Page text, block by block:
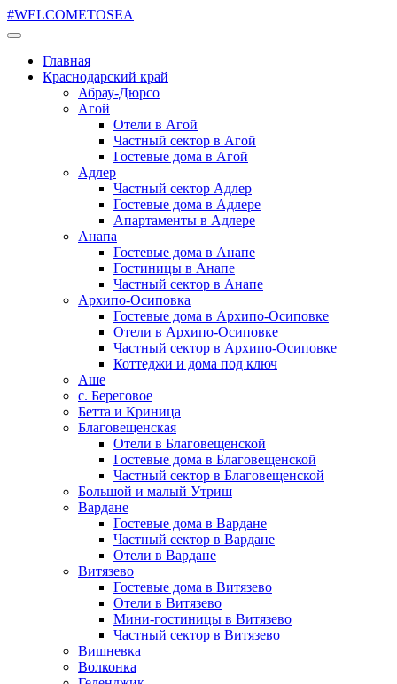
#WELCOMETOSEA
Главная
Краснодарский край
Абрау-Дюрсо
Агой
Отели в Агой
Частный сектор в Агой
Гостевые дома в Агой
Адлер
Частный сектор Адлер
Гостевые дома в Адлере
Апартаменты в Адлере
Анапа
Гостевые дома в Анапе
Гостиницы в Анапе
Частный сектор в Анапе
Архипо-Осиповка
Гостевые дома в Архипо-Осиповке
Отели в Архипо-Осиповке
Частный сектор в Архипо-Осиповке
Коттеджи и дома под ключ
Аше
с. Береговое
Бетта и Криница
Благовещенская
Отели в Благовещенской
Гостевые дома в Благовещенской
Частный сектор в Благовещенской
Большой и малый Утриш
Вардане
Гостевые дома в Вардане
Частный сектор в Вардане
Отели в Вардане
Витязево
Гостевые дома в Витязево
Отели в Витязево
Мини-гостиницы в Витязево
Частный сектор в Витязево
Вишневка
Волконка